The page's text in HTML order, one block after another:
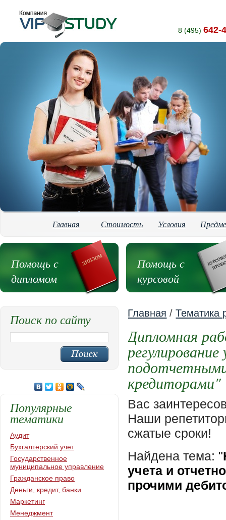
8 (495) 642-
Главная Стоимость Условия
Помощь с
дипломом
Помощь с
курсовой
Главная /Тематика
Дипломная
кредиторами"
Вас
Наши
сжатые сроки!
Найдена тема: "
учета и
прочими
Поиск по сайту
Популярные
тематики
Аудит
Бухгалтерский учет
Государственное
муниципальное управление
Гражданское право
Деньги, кредит, банки
Маркетинг
Менеджмент